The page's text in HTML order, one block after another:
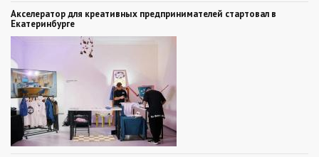
Акселератор для креативных предпринимателей стартовал в
Екатеринбурге